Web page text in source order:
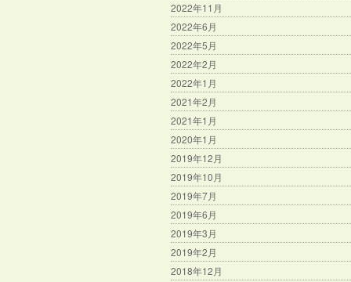
2022年11月
2022年6月
2022年5月
2022年2月
2022年1月
2021年2月
2021年1月
2020年1月
2019年12月
2019年10月
2019年7月
2019年6月
2019年3月
2019年2月
2018年12月